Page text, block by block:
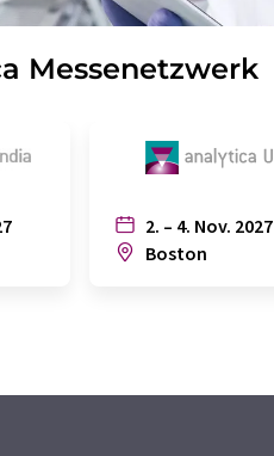
Messenetzwerk
2. – 4. Nov. 2027
Boston